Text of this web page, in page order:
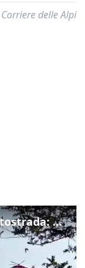
delle Alpi
Le fiamme avanzano verso l’autostrada: canadair in azione tra Monfalcone e Duino